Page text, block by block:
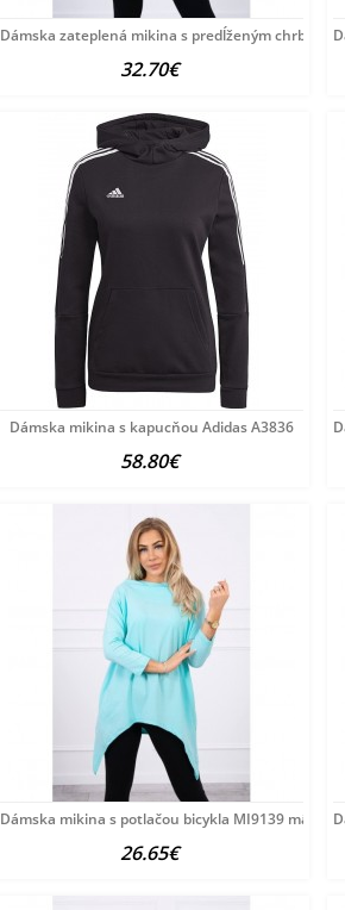
Dámska zateplená mikina s predĺženým chrbtom
32.70€
Dámska mikina s kapucňou Adidas A3836
58.80€
Dámska mikina s potlačou bicykla MI9139 mätová
26.65€